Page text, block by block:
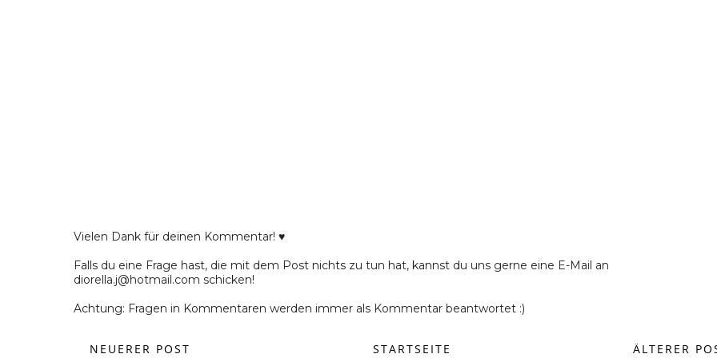
Vielen Dank für deinen Kommentar! ♥
Falls du eine Frage hast, die mit dem Post nichts zu tun hat, kannst du uns gerne eine E-Mail an
diorella.j@hotmail.com schicken!
Achtung: Fragen in Kommentaren werden immer als Kommentar beantwortet :)
NEUERER POST ÄLTERER
STARTSEITE